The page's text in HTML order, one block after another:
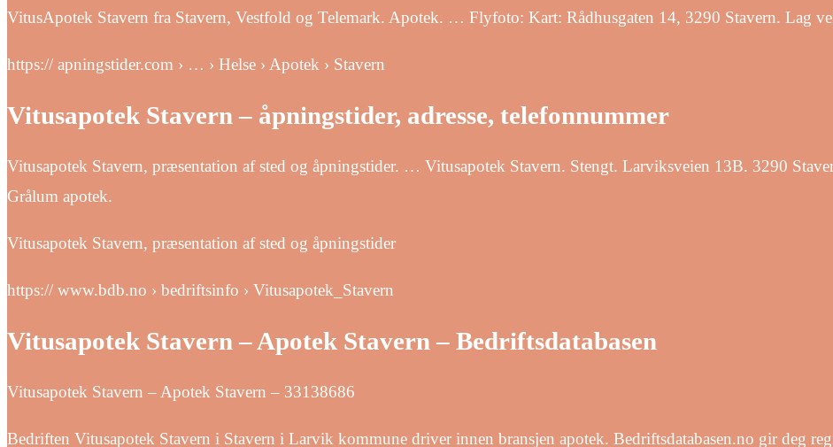
VitusApotek Stavern fra Stavern, Vestfold og Telemark. Apotek. … Flyfoto: Kart: Rådhusgaten 14, 3290 Stavern. Lag
https:// apningstider.com › … › Helse › Apotek › Stavern
Vitusapotek Stavern – åpningstider, adresse, telefonnummer
Vitusapotek Stavern, præsentation af sted og åpningstider. … Vitusapotek Stavern. Stengt. Larviksveien 13B. 3290
Grålum apotek.
Vitusapotek Stavern, præsentation af sted og åpningstider
https:// www.bdb.no › bedriftsinfo › Vitusapotek_Stavern
Vitusapotek Stavern – Apotek Stavern – Bedriftsdatabasen
Vitusapotek Stavern – Apotek Stavern – 33138686
Bedriften Vitusapotek Stavern i Stavern i Larvik kommune driver innen bransjen apotek. Bedriftsdatabasen.no gir deg